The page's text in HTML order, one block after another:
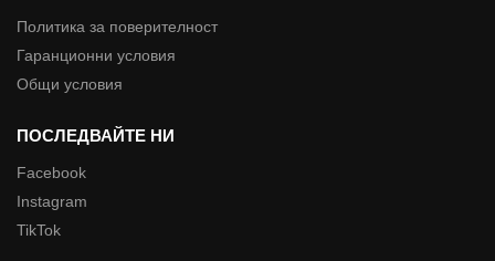
Политика за поверителност
Гаранционни условия
Общи условия
ПОСЛЕДВАЙТЕ НИ
Facebook
Instagram
TikTok